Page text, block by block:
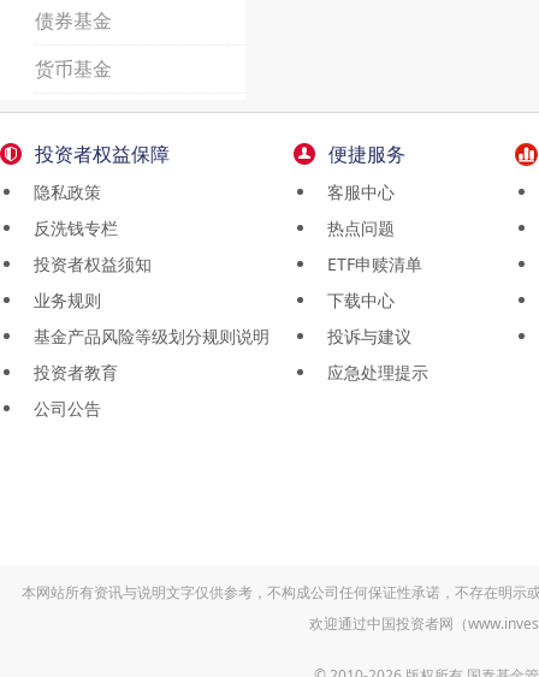
债券基金
货币基金
投资者权益保障
隐私政策
反洗钱专栏
投资者权益须知
业务规则
基金产品风险等级划分规则说明
投资者教育
公司公告
便捷服务
客服中心
热点问题
ETF申赎清单
下载中心
投诉与建议
应急处理提示
本网站所有资讯与说明文字仅供参考，不构成公司任何保证性承诺，不存在明
欢迎通过中国投资者网（